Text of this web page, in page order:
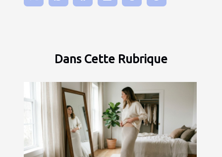
Dans Cette Rubrique